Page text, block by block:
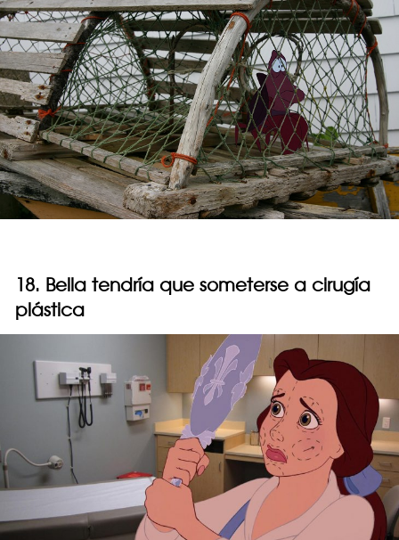
18. Bella tendría que someterse a cirugía
plástica